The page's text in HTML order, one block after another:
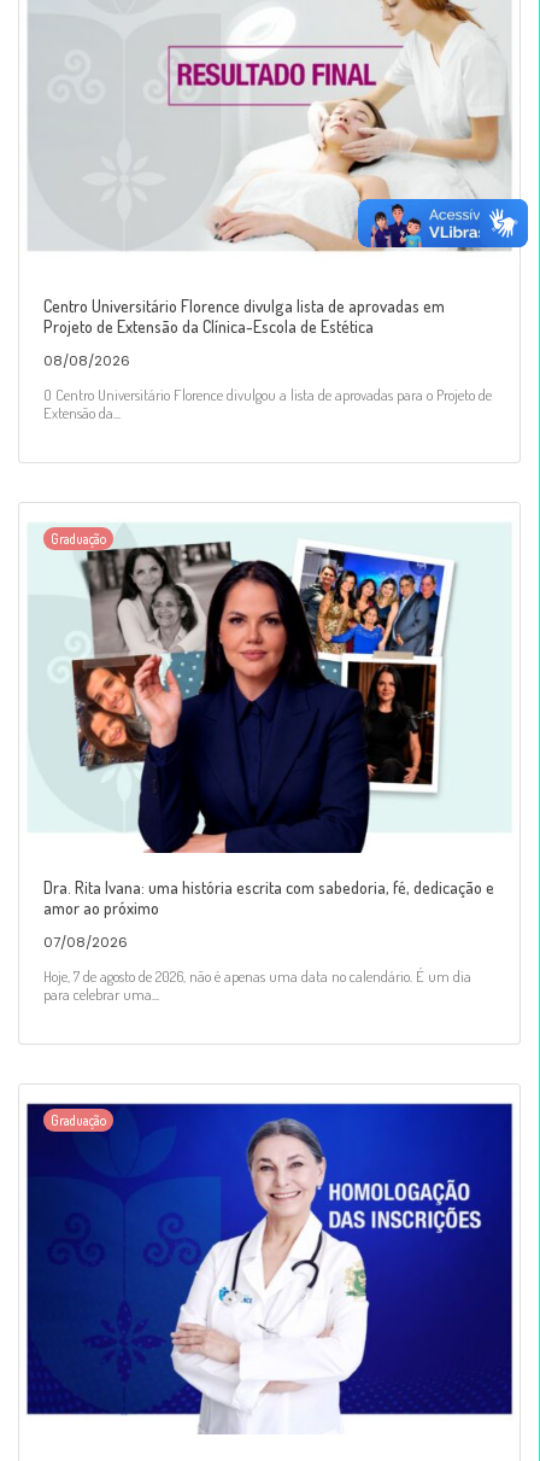
Centro Universitário Florence divulga lista de aprovadas em
Projeto de Extensão da Clínica-Escola de Estética
08/08/2026
O Centro Universitário Florence divulgou a lista de aprovadas para o Projeto de
Extensão da...
Graduação
Dra. Rita Ivana: uma história escrita com sabedoria, fé, dedicação e
amor ao próximo
07/08/2026
Hoje, 7 de agosto de 2026, não é apenas uma data no calendário. É um dia
para celebrar uma...
Graduação